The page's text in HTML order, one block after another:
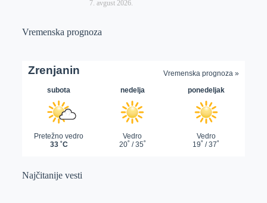
7. avgust 2026.
Vremenska prognoza
Najčitanije vesti